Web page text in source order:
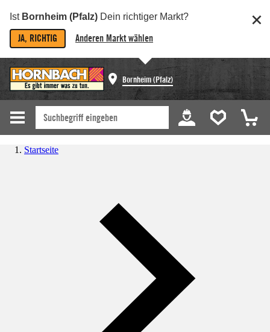
Ist Bornheim (Pfalz) Dein richtiger Markt?
JA, RICHTIG Anderen Markt wählen
Bornheim (Pfalz)
Startseite